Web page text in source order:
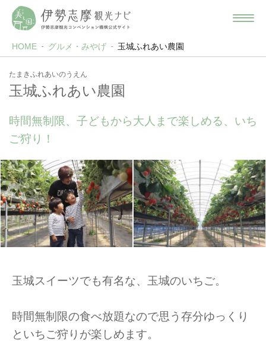
HOME グルメ・みやげ 玉城ふれあい農園
たまきふれあいのうえん
玉城ふれあい農園
時間無制限、子どもから大人まで楽しめる、いち
ご狩り！
玉城スイーツでも有名な、玉城のいちご。
時間無制限の食べ放題なので思う存分ゆっくり
といちご狩りが楽しめます。